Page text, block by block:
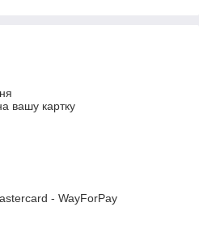
вашу картку
- WayForPay